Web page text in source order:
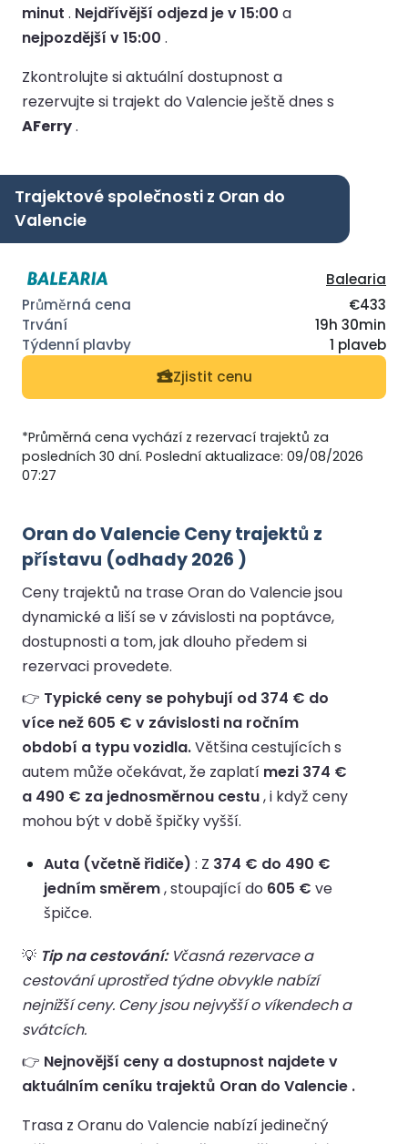
minut . Nejdřívější odjezd je v 15:00 a
nejpozdější v 15:00 .
Zkontrolujte si aktuální dostupnost a
rezervujte si trajekt do Valencie ještě dnes s
AFerry.
Trajektové společnosti z Oran do
Valencie
Balearia
€433
19h 30min
1 plaveb
Zjistit cenu
*Průměrná cena vychází z rezervací trajektů za
posledních 30 dní. Poslední aktualizace: 09/08/2026
07:27
Oran do Valencie Ceny trajektů z
přístavu (odhady 2026 )
Ceny trajektů na trase Oran do Valencie jsou
dynamické a liší se v závislosti na poptávce,
dostupnosti a tom, jak dlouho předem si
rezervaci provedete.
👉 Typické ceny se pohybují od 374 € do
více než 605 € v závislosti na ročním
období a typu vozidla.Většina cestujících s
autem může očekávat, že zaplatí mezi 374 €
a 490 € za jednosměrnou cestu, i když ceny
mohou být v době špičky vyšší.
Auta (včetně řidiče) : Z 374 € do 490 €
jedním směrem, stoupající do 605 € ve
špičce.
💡 Tip na cestování:Včasná rezervace a
cestování uprostřed týdne obvykle nabízí
nejnižší ceny. Ceny jsou nejvyšší o víkendech a
svátcích.
👉 Nejnovější ceny a dostupnost najdete v
aktuálním ceníku trajektů Oran do Valencie .
Trasa z Oranu do Valencie nabízí jedinečný